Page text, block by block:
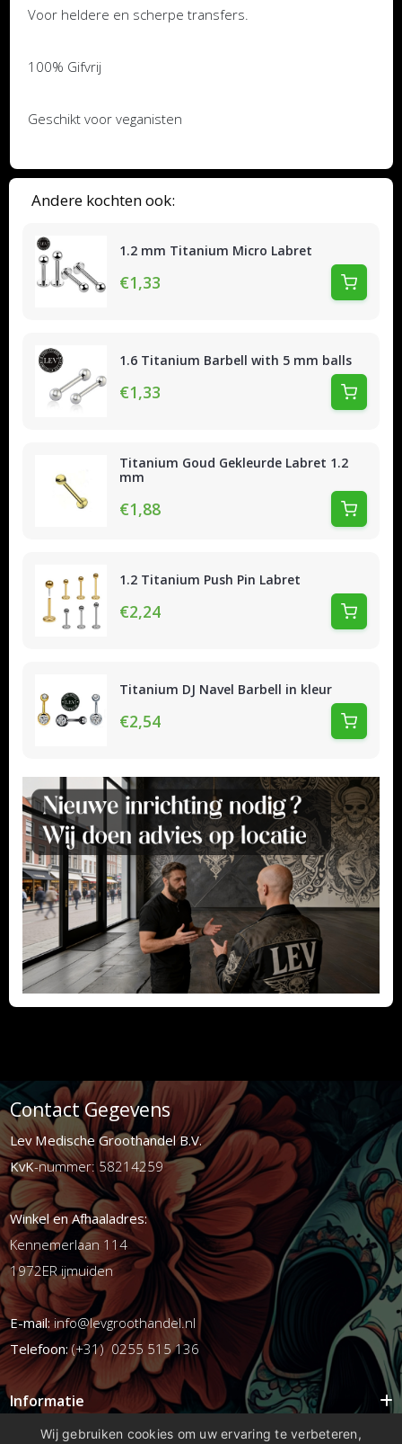
Andere kochten ook:
1.2 mm Titanium Micro Labret
€1,33
1.6 Titanium Barbell with 5 mm balls
€1,33
Titanium Goud Gekleurde Labret 1.2
mm
€1,88
1.2 Titanium Push Pin Labret
€2,24
Titanium DJ Navel Barbell in kleur
€2,54
Voor heldere en scherpe transfers.
100% Gifvrij
Geschikt voor veganisten
Contact Gegevens
Lev Medische Groothandel B.V.
KvK-nummer: 58214259
Winkel en Afhaaladres:
Kennemerlaan 114
1972ER ijmuiden
E-mail:info@levgroothandel.nl
Telefoon:(+31) 0255 515 136
Informatie
Mijn account
Wij gebruiken cookies om uw ervaring te verbeteren,